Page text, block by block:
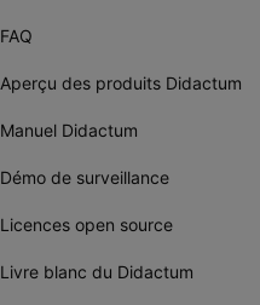
FAQ
Aperçu des produits Didactum
Manuel Didactum
Démo de surveillance
Licences open source
Livre blanc du Didactum